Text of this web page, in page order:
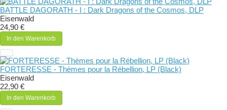
BATTLE DAGORATH - I : Dark Dragons of the Cosmos, DLP
Eisenwald
24,90 €
In den Warenkorb
FORTERESSE - Thèmes pour la Rébellion, LP (Black)
Eisenwald
22,90 €
In den Warenkorb